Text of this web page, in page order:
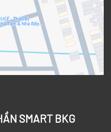
SMART BKG